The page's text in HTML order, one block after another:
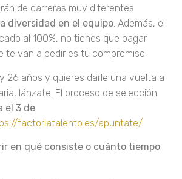
de carreras muy diferentes
diversidad en el equipo. Además, el
al 100%, no tienes que pagar
te van a pedir es tu compromiso.
26 años y quieres darle una vuelta a
lánzate. El proceso de selección
el 3 de
factoriatalento.es/apuntate/
en qué consiste o cuánto tiempo